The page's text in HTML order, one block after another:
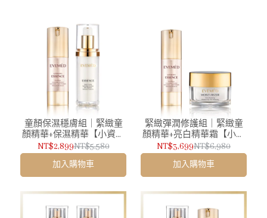
童顏保濕穩膚組｜緊緻童
顏精華+保濕精華【小資女
夯什麼節目推薦🔥】
NT$2,899NT$5,580
加入購物車
緊緻彈潤修護組｜緊緻童
顏精華+亮白精華霜【小資
女夯什麼節目推薦🔥】
NT$3,699NT$6,980
加入購物車